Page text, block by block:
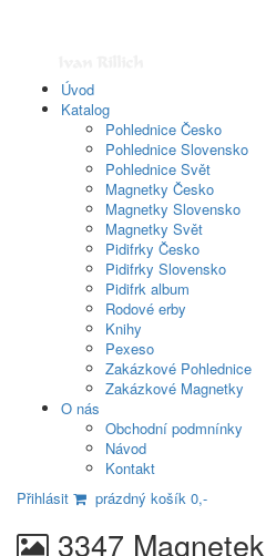
Úvod
Katalog
Pohlednice Česko
Pohlednice Slovensko
Pohlednice Svět
Magnetky Česko
Magnetky Slovensko
Magnetky Svět
Pidifrky Česko
Pidifrky Slovensko
Pidifrk album
Rodové erby
Knihy
Pexeso
Zakázkové Pohlednice
Zakázkové Magnetky
O nás
Obchodní podmnínky
Návod
Kontakt
Přihlásit
prázdný košík 0,-
3347 Magnetek